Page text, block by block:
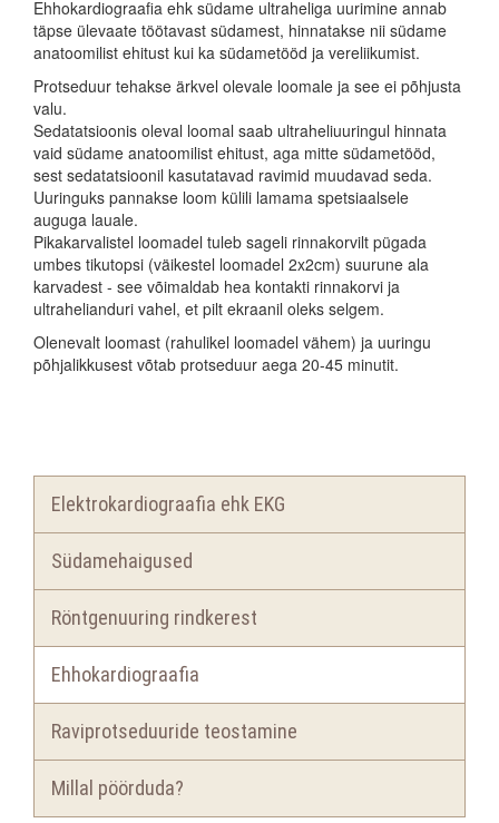
Elektrokardiograafia ehk EKG
Südamehaigused
Röntgenuuring rindkerest
Ehhokardiograafia
Raviprotseduuride teostamine
Millal pöörduda?
Ehhokardiograafia ehk südame ultraheliga uurimine annab
täpse ülevaate töötavast südamest, hinnatakse nii südame
anatoomilist ehitust kui ka südametööd ja vereliikumist.
Protseduur tehakse ärkvel olevale loomale ja see ei põhjusta
valu.
Sedatatsioonis oleval loomal saab ultraheliuuringul hinnata
vaid südame anatoomilist ehitust, aga mitte südametööd,
sest sedatatsioonil kasutatavad ravimid muudavad seda.
Uuringuks pannakse loom külili lamama spetsiaalsele
auguga lauale.
Pikakarvalistel loomadel tuleb sageli rinnakorvilt pügada
umbes tikutopsi (väikestel loomadel 2x2cm) suurune ala
karvadest - see võimaldab hea kontakti rinnakorvi ja
ultrahelianduri vahel, et pilt ekraanil oleks selgem.
Olenevalt loomast (rahulikel loomadel vähem) ja uuringu
põhjalikkusest võtab protseduur aega 20-45 minutit.